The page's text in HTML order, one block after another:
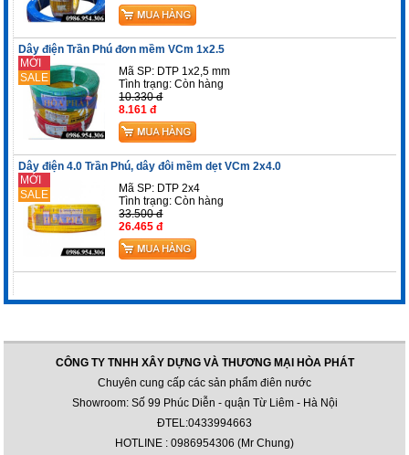
Dây điện Trần Phú đơn mềm VCm 1x2.5
MỚI
SALE
Mã SP: DTP 1x2,5 mm
Tình trạng:Còn hàng
10.330 đ
8.161 đ
Dây điện 4.0 Trần Phú, dây đôi mềm dẹt VCm 2x4.0
MỚI
SALE
Mã SP: DTP 2x4
Tình trạng:Còn hàng
33.500 đ
26.465 đ
CÔNG TY TNHH XÂY DỰNG VÀ THƯƠNG MẠI HÒA PHÁT
Chuyên cung cấp các sản phẩm điên nước
Showroom: Số 99 Phúc Diễn - quận Từ Liêm - Hà Nội
ĐTEL:0433994663
HOTLINE : 0986954306 (Mr Chung)